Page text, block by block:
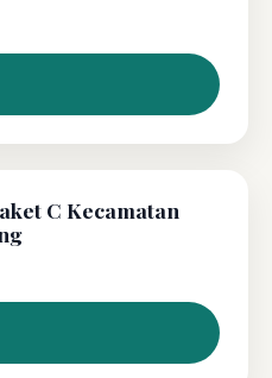
C Kecamatan